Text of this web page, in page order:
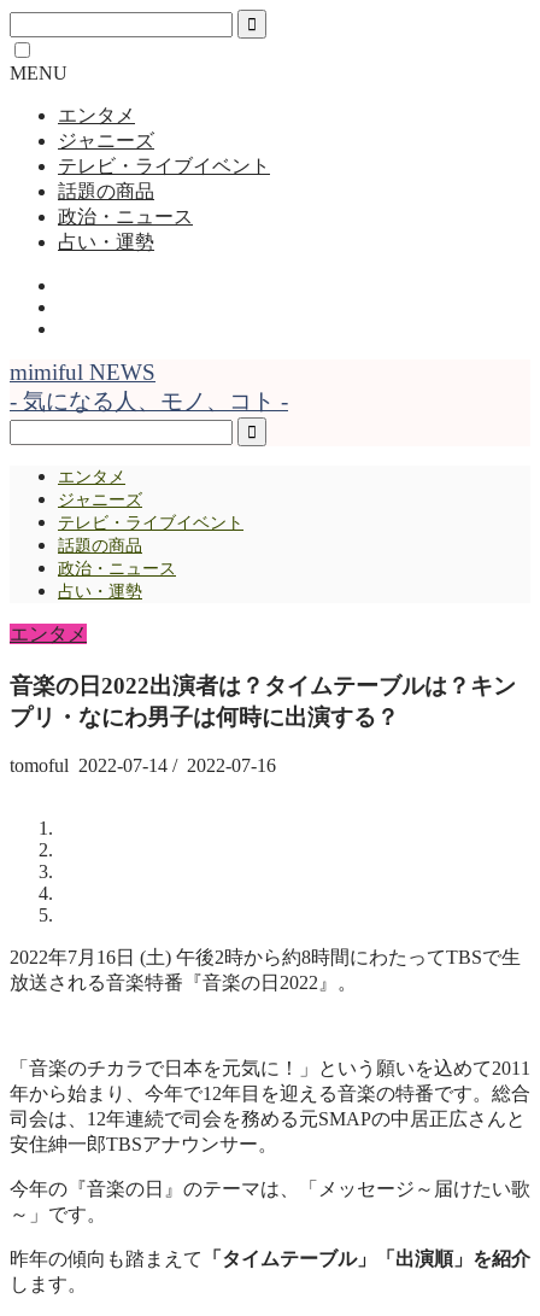
MENU
エンタメ
ジャニーズ
テレビ・ライブイベント
話題の商品
政治・ニュース
占い・運勢
mimiful NEWS
- 気になる人、モノ、コト -
エンタメ
ジャニーズ
テレビ・ライブイベント
話題の商品
政治・ニュース
占い・運勢
エンタメ
音楽の日2022出演者は？タイムテーブルは？キン
プリ・なにわ男子は何時に出演する？
tomoful 2022-07-14 / 2022-07-16
2022年7月16日 (土) 午後2時から約8時間にわたってTBSで生
放送される音楽特番『音楽の日2022』。
「音楽のチカラで日本を元気に！」という願いを込めて2011
年から始まり、今年で12年目を迎える音楽の特番です。総合
司会は、12年連続で司会を務める元SMAPの中居正広さんと
安住紳一郎TBSアナウンサー。
今年の『音楽の日』のテーマは、「メッセージ～届けたい歌
～」です。
昨年の傾向も踏まえて
「タイムテーブル」「出演順」を紹介
します。